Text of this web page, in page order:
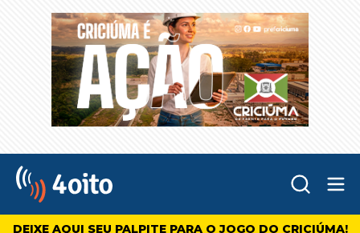
4oito
DEIXE AQUI SEU PALPITE PARA O JOGO DO CRICIÚMA!